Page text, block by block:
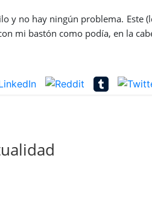
y no hay ningún problema. Este
mi bastón como podía, en la